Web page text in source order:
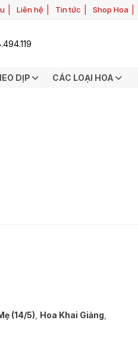
Liên hệ Tin tức Shop Hoa
DỊP CÁC LOẠI HOA
(14/5) Hoa Khai Giảng